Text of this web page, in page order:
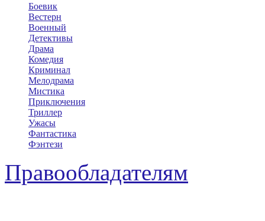
Боевик
Вестерн
Военный
Детективы
Драма
Комедия
Криминал
Мелодрама
Мистика
Приключения
Триллер
Ужасы
Фантастика
Фэнтези
Правообладателям